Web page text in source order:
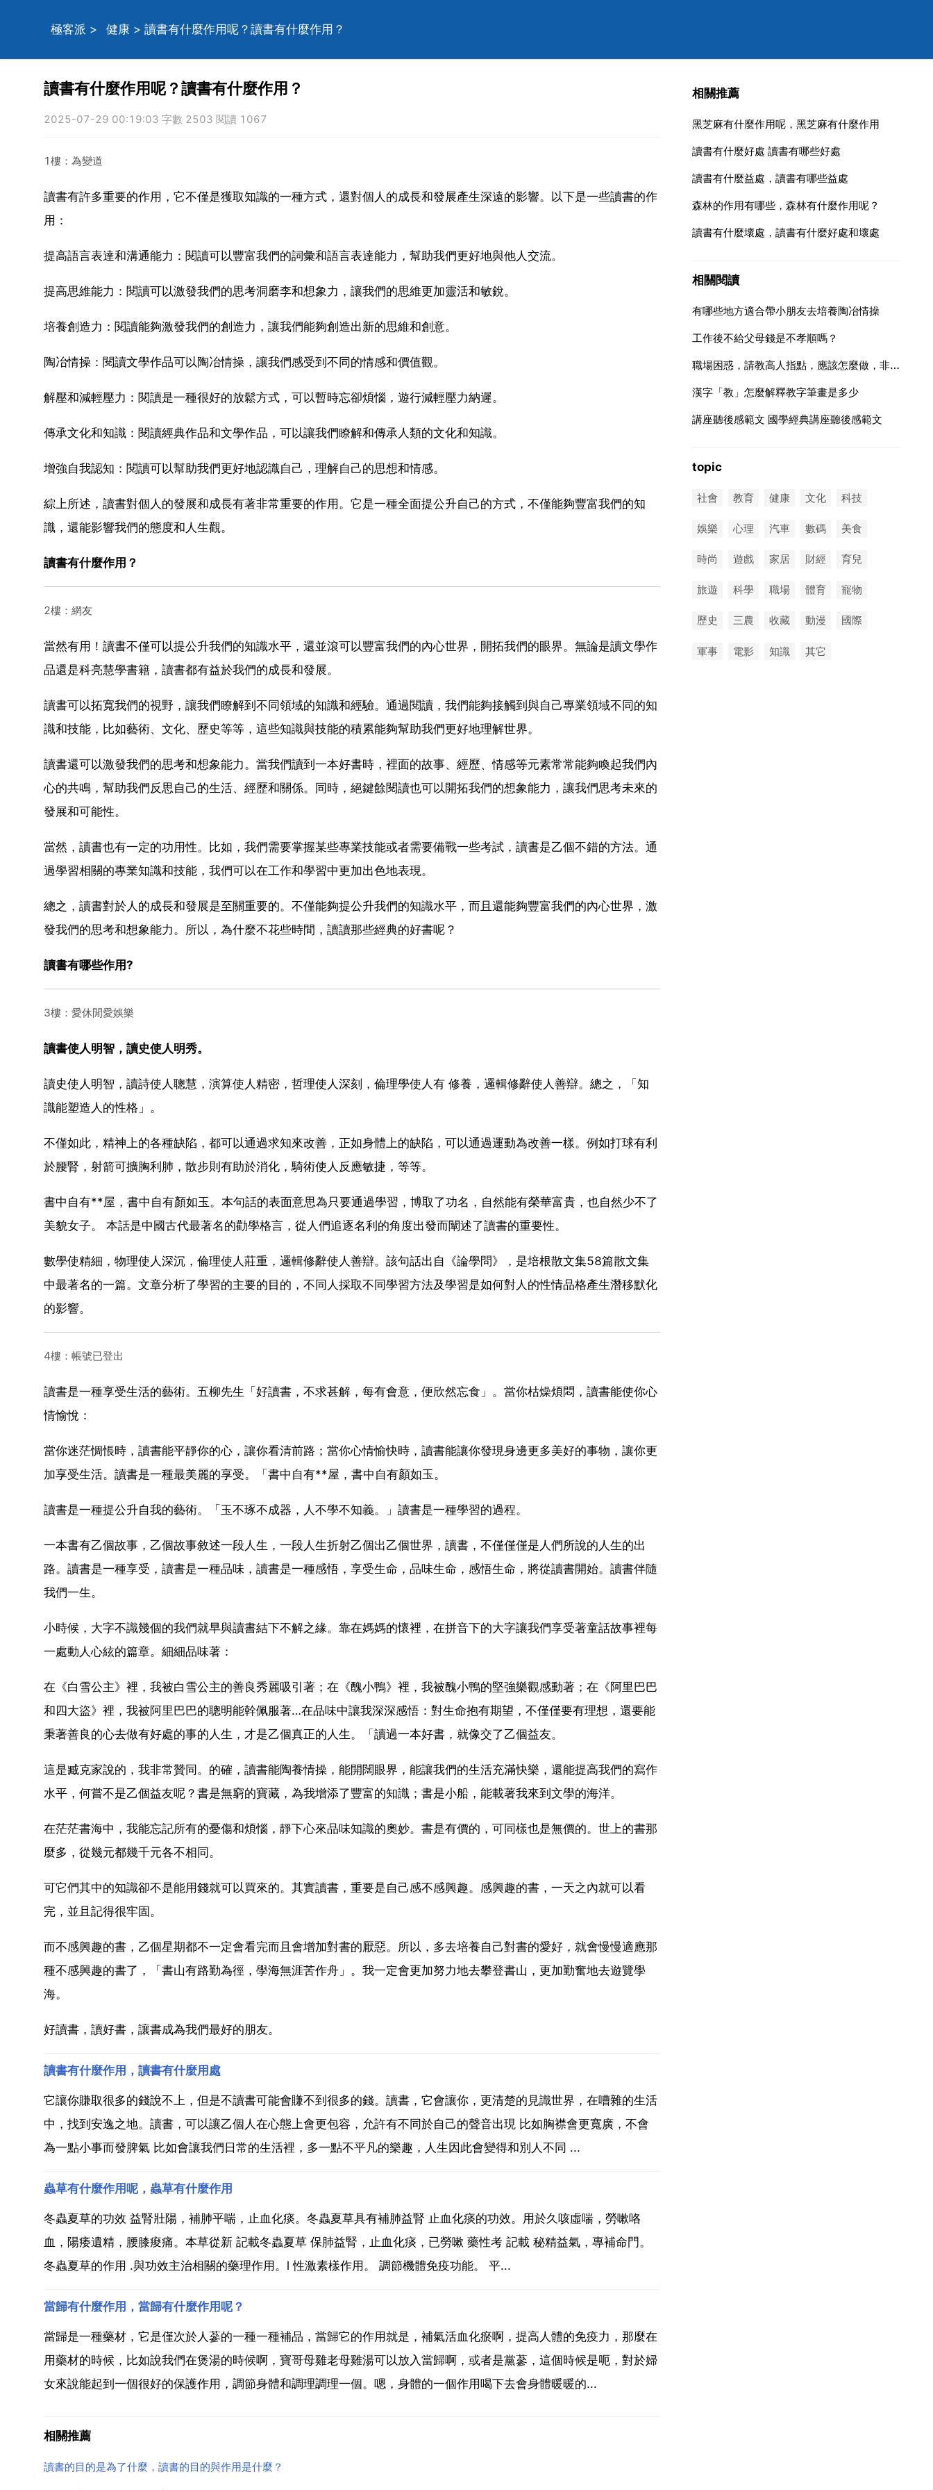
極客派 > 健康 > 讀書有什麼作用呢？讀書有什麼作用？
讀書有什麼作用呢？讀書有什麼作用？
2025-07-29 00:19:03 字數 2503 閱讀 1067
1樓：為變道
讀書有許多重要的作用，它不僅是獲取知識的一種方式，還對個人的成長和發展產生深遠的影響。以下是一些讀書的作
用：
提高語言表達和溝通能力：閱讀可以豐富我們的詞彙和語言表達能力，幫助我們更好地與他人交流。
提高思維能力：閱讀可以激發我們的思考洞磨李和想象力，讓我們的思維更加靈活和敏銳。
培養創造力：閱讀能夠激發我們的創造力，讓我們能夠創造出新的思維和創意。
陶冶情操：閱讀文學作品可以陶冶情操，讓我們感受到不同的情感和價值觀。
解壓和減輕壓力：閱讀是一種很好的放鬆方式，可以暫時忘卻煩惱，遊行減輕壓力納遲。
傳承文化和知識：閱讀經典作品和文學作品，可以讓我們瞭解和傳承人類的文化和知識。
增強自我認知：閱讀可以幫助我們更好地認識自己，理解自己的思想和情感。
綜上所述，讀書對個人的發展和成長有著非常重要的作用。它是一種全面提公升自己的方式，不僅能夠豐富我們的知
識，還能影響我們的態度和人生觀。
讀書有什麼作用？
2樓：網友
當然有用！讀書不僅可以提公升我們的知識水平，還並滾可以豐富我們的內心世界，開拓我們的眼界。無論是讀文學作
品還是科亮慧學書籍，讀書都有益於我們的成長和發展。
讀書可以拓寬我們的視野，讓我們瞭解到不同領域的知識和經驗。通過閱讀，我們能夠接觸到與自己專業領域不同的知
識和技能，比如藝術、文化、歷史等等，這些知識與技能的積累能夠幫助我們更好地理解世界。
讀書還可以激發我們的思考和想象能力。當我們讀到一本好書時，裡面的故事、經歷、情感等元素常常能夠喚起我們內
心的共鳴，幫助我們反思自己的生活、經歷和關係。同時，絕鍵餘閱讀也可以開拓我們的想象能力，讓我們思考未來的
發展和可能性。
當然，讀書也有一定的功用性。比如，我們需要掌握某些專業技能或者需要備戰一些考試，讀書是乙個不錯的方法。通
過學習相關的專業知識和技能，我們可以在工作和學習中更加出色地表現。
總之，讀書對於人的成長和發展是至關重要的。不僅能夠提公升我們的知識水平，而且還能夠豐富我們的內心世界，激
發我們的思考和想象能力。所以，為什麼不花些時間，讀讀那些經典的好書呢？
讀書有哪些作用?
3樓：愛休閒愛娛樂
讀書使人明智，讀史使人明秀。
讀史使人明智，讀詩使人聰慧，演算使人精密，哲理使人深刻，倫理學使人有 修養，邏輯修辭使人善辯。總之，「知
識能塑造人的性格」。
不僅如此，精神上的各種缺陷，都可以通過求知來改善，正如身體上的缺陷，可以通過運動為改善一樣。例如打球有利
於腰腎，射箭可擴胸利肺，散步則有助於消化，騎術使人反應敏捷，等等。
書中自有**屋，書中自有顏如玉。本句話的表面意思為只要通過學習，博取了功名，自然能有榮華富貴，也自然少不了
美貌女子。 本話是中國古代最著名的勸學格言，從人們追逐名利的角度出發而闡述了讀書的重要性。
數學使精細，物理使人深沉，倫理使人莊重，邏輯修辭使人善辯。該句話出自《論學問》，是培根散文集58篇散文集
中最著名的一篇。文章分析了學習的主要的目的，不同人採取不同學習方法及學習是如何對人的性情品格產生潛移默化
的影響。
4樓：帳號已登出
讀書是一種享受生活的藝術。五柳先生「好讀書，不求甚解，每有會意，便欣然忘食」。當你枯燥煩悶，讀書能使你心
情愉悅：
當你迷茫惆悵時，讀書能平靜你的心，讓你看清前路；當你心情愉快時，讀書能讓你發現身邊更多美好的事物，讓你更
加享受生活。讀書是一種最美麗的享受。「書中自有**屋，書中自有顏如玉。
讀書是一種提公升自我的藝術。「玉不琢不成器，人不學不知義。」讀書是一種學習的過程。
一本書有乙個故事，乙個故事敘述一段人生，一段人生折射乙個出乙個世界，讀書，不僅僅僅是人們所說的人生的出
路。讀書是一種享受，讀書是一種品味，讀書是一種感悟，享受生命，品味生命，感悟生命，將從讀書開始。讀書伴隨
我們一生。
小時候，大字不識幾個的我們就早與讀書結下不解之緣。靠在媽媽的懷裡，在拼音下的大字讓我們享受著童話故事裡每
一處動人心絃的篇章。細細品味著：
在《白雪公主》裡，我被白雪公主的善良秀麗吸引著；在《醜小鴨》裡，我被醜小鴨的堅強樂觀感動著；在《阿里巴巴
和四大盜》裡，我被阿里巴巴的聰明能幹佩服著…在品味中讓我深深感悟：對生命抱有期望，不僅僅要有理想，還要能
秉著善良的心去做有好處的事的人生，才是乙個真正的人生。「讀過一本好書，就像交了乙個益友。
這是臧克家說的，我非常贊同。的確，讀書能陶養情操，能開闊眼界，能讓我們的生活充滿快樂，還能提高我們的寫作
水平，何嘗不是乙個益友呢？書是無窮的寶藏，為我增添了豐富的知識；書是小船，能載著我來到文學的海洋。
在茫茫書海中，我能忘記所有的憂傷和煩惱，靜下心來品味知識的奧妙。書是有價的，可同樣也是無價的。世上的書那
麼多，從幾元都幾千元各不相同。
可它們其中的知識卻不是能用錢就可以買來的。其實讀書，重要是自己感不感興趣。感興趣的書，一天之內就可以看
完，並且記得很牢固。
而不感興趣的書，乙個星期都不一定會看完而且會增加對書的厭惡。所以，多去培養自己對書的愛好，就會慢慢適應那
種不感興趣的書了，「書山有路勤為徑，學海無涯苦作舟」。我一定會更加努力地去攀登書山，更加勤奮地去遊覽學
海。
好讀書，讀好書，讓書成為我們最好的朋友。
讀書有什麼作用，讀書有什麼用處
它讓你賺取很多的錢說不上，但是不讀書可能會賺不到很多的錢。讀書，它會讓你，更清楚的見識世界，在嘈雜的生活
中，找到安逸之地。讀書，可以讓乙個人在心態上會更包容，允許有不同於自己的聲音出現 比如胸襟會更寬廣，不會
為一點小事而發脾氣 比如會讓我們日常的生活裡，多一點不平凡的樂趣，人生因此會變得和別人不同 ...
蟲草有什麼作用呢，蟲草有什麼作用
冬蟲夏草的功效 益腎壯陽，補肺平喘，止血化痰。冬蟲夏草具有補肺益腎 止血化痰的功效。用於久咳虛喘，勞嗽咯
血，陽痿遺精，腰膝痠痛。本草從新 記載冬蟲夏草 保肺益腎，止血化痰，已勞嗽 藥性考 記載 秘精益氣，專補命門。
冬蟲夏草的作用 .與功效主治相關的藥理作用。l 性激素樣作用。 調節機體免疫功能。 平...
當歸有什麼作用，當歸有什麼作用呢？
當歸是一種藥材，它是僅次於人蔘的一種一種補品，當歸它的作用就是，補氣活血化瘀啊，提高人體的免疫力，那麼在
用藥材的時候，比如說我們在煲湯的時候啊，寶哥母雞老母雞湯可以放入當歸啊，或者是黨蔘，這個時候是呃，對於婦
女來說能起到一個很好的保護作用，調節身體和調理調理一個。嗯，身體的一個作用喝下去會身體暖暖的...
相關推薦
讀書的目的是為了什麼，讀書的目的與作用是什麼？
相關推薦
黑芝麻有什麼作用呢，黑芝麻有什麼作用
讀書有什麼好處 讀書有哪些好處
讀書有什麼益處，讀書有哪些益處
森林的作用有哪些，森林有什麼作用呢？
讀書有什麼壞處，讀書有什麼好處和壞處
相關閱讀
有哪些地方適合帶小朋友去培養陶冶情操
工作後不給父母錢是不孝順嗎？
職場困惑，請教高人指點，應該怎麼做，非常感謝 30
漢字「教」怎麼解釋教字筆畫是多少
講座聽後感範文 國學經典講座聽後感範文
topic
社會 教育 健康 文化 科技
娛樂 心理 汽車 數碼 美食
時尚 遊戲 家居 財經 育兒
旅遊 科學 職場 體育 寵物
歷史 三農 收藏 動漫 國際
軍事 電影 知識 其它